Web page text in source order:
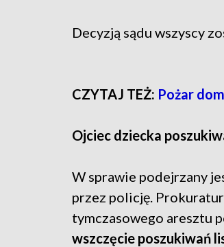
Decyzją sądu wszyscy
CZYTAJ TEŻ: Pożar
Ojciec dziecka
W sprawie podejrzany
przez policję.
tymczasowego aresztu
wszczęcie poszukiwań